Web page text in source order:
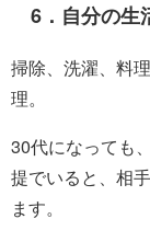
6．自分の生
掃除、洗濯、料
理。
30代になっても
提でいると、相
ます。